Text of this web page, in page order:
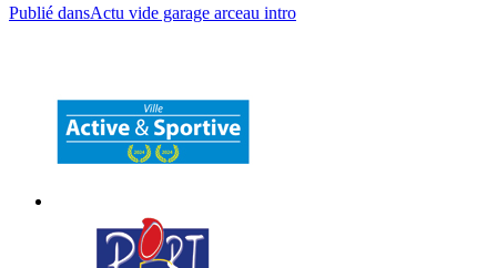
Publié dansActu vide garage arceau intro